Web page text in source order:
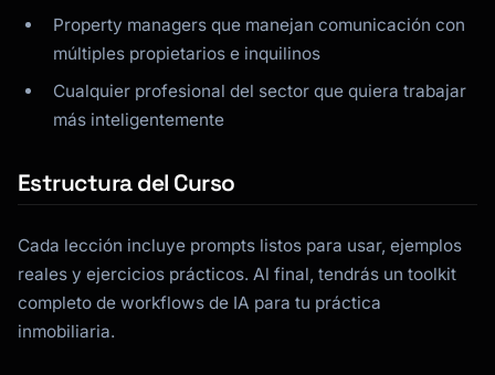
Property managers que manejan comunicación con
múltiples propietarios e inquilinos
Cualquier profesional del sector que quiera trabajar
más inteligentemente
Estructura del Curso
Cada lección incluye prompts listos para usar, ejemplos
reales y ejercicios prácticos. Al final, tendrás un toolkit
completo de workflows de IA para tu práctica
inmobiliaria.